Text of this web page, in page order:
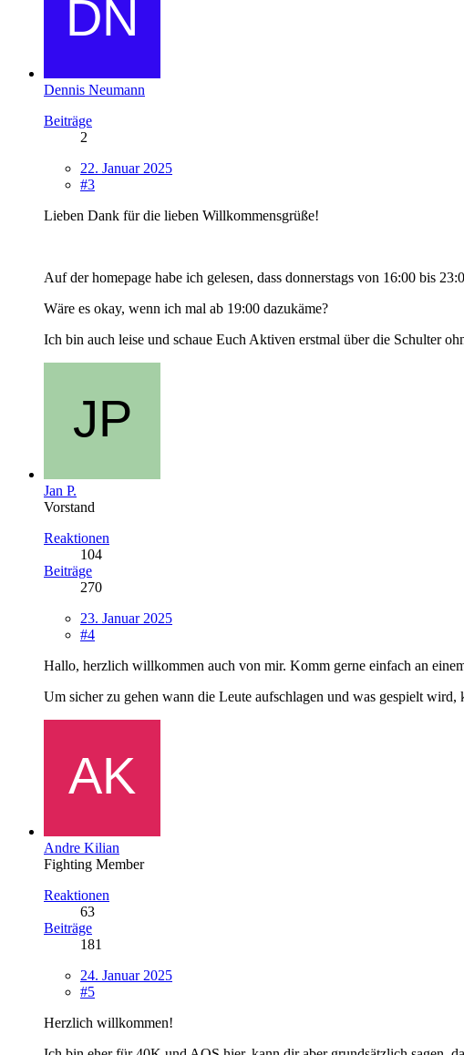
Dennis Neumann
Beiträge
2
22. Januar 2025
#3
Lieben Dank für die lieben Willkommensgrüße!
Auf der homepage habe ich gelesen, dass donnerstags von 16:00 bis
Wäre es okay, wenn ich mal ab 19:00 dazukäme?
Ich bin auch leise und schaue Euch Aktiven erstmal über die Schulter
Jan P.
Vorstand
Reaktionen
104
Beiträge
270
23. Januar 2025
#4
Hallo, herzlich willkommen auch von mir. Komm gerne einfach an
Um sicher zu gehen wann die Leute aufschlagen und was gespielt
Andre Kilian
Fighting Member
Reaktionen
63
Beiträge
181
24. Januar 2025
#5
Herzlich willkommen!